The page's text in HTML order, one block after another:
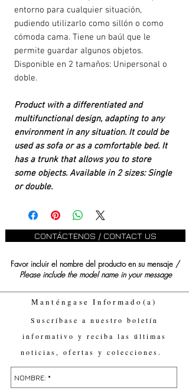
entorno para cualquier situación,
pudiendo utilizarlo como sillón o como
cómoda cama. Tiene un baúl que le
permite guardar algunos objetos.
Disponible en 2 tamaños: Unipersonal o
doble.
Product with a differentiated and
multifunctional design, adapting to any
environment in any situation. It could be
used as sofa or as a comfortable bed. It
has a trunk that allows you to store
some objects. Available in 2 sizes: Single
or double.
CONTÁCTENOS / CONTACT US
Favor incluir el nombre del producto en su mensaje /
Please include the model name in your message
Manténgase Informado(a)
Suscríbase a nuestro boletín
informativo y reciba las últimas
noticias, ofertas y colecciones.